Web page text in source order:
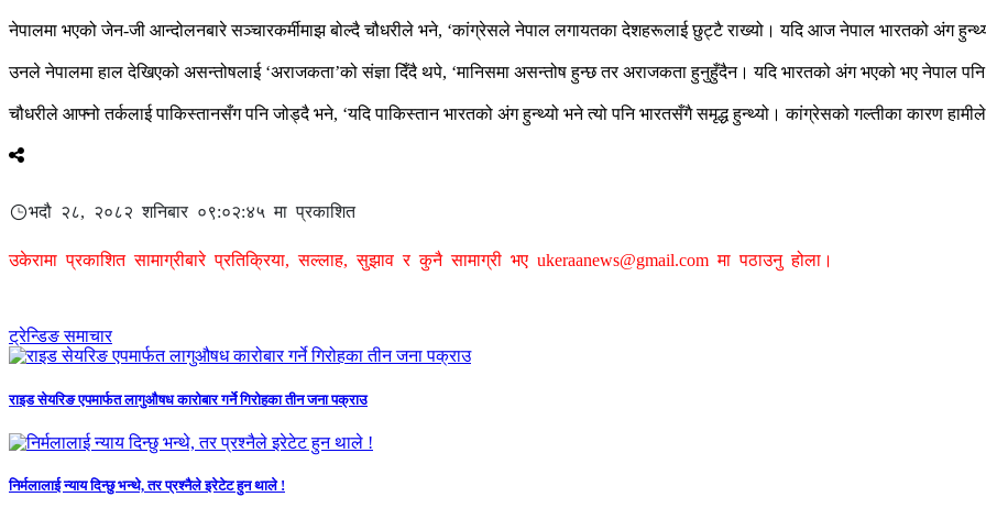
नेपालमा भएको जेन-जी आन्दोलनबारे सञ्चारकर्मीमाझ बोल्दै चौधरीले भने, ‘कांग्रेसले नेपाल लगायतका देशहरूलाई छुट्टै राख्यो। यदि आज नेपाल भारतको अंग
उनले नेपालमा हाल देखिएको असन्तोषलाई ‘अराजकता’को संज्ञा दिँदै थपे, ‘मानिसमा असन्तोष हुन्छ तर अराजकता हुनुहुँदैन। यदि भारतको अंग भएको भए नेपाल पनि
चौधरीले आफ्नो तर्कलाई पाकिस्तानसँग पनि जोड्दै भने, ‘यदि पाकिस्तान भारतको अंग हुन्थ्यो भने त्यो पनि भारतसँगै समृद्ध हुन्थ्यो। कांग्रेसको गल्तीका कारण
भदौ २८, २०८२ शनिबार ०९:०२:४५ मा प्रकाशित
उकेरामा प्रकाशित सामाग्रीबारे प्रतिक्रिया, सल्लाह, सुझाव र कुनै सामाग्री भए ukeraanews@gmail.com मा पठाउनु होला।
ट्रेन्डिङ समाचार
राइड सेयरिङ एपमार्फत लागुऔषध कारोबार गर्ने गिरोहका तीन जना पक्राउ
निर्मलालाई न्याय दिन्छु भन्थे, तर प्रश्नैले इरेटेट हुन थाले !